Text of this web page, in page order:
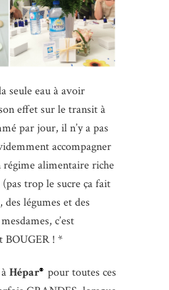
seule eau à avoir
effet sur le transit à
par jour, il n’y a pas
accompagner
régime alimentaire riche
trop le sucre ça fait
légumes et des
c’est
BOUGER ! *
Hépar® pour toutes ces